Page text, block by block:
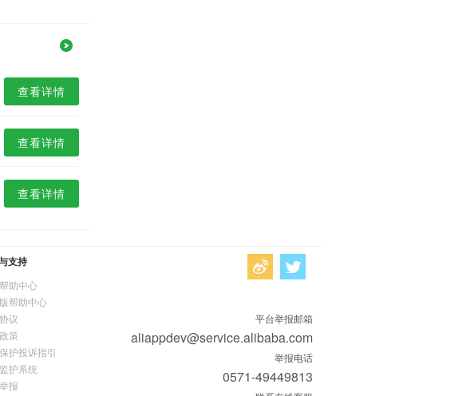
查看详情
查看详情
查看详情
支持
助中心
帮助中心
议
策
护投诉指引
护系统
报
平台举报邮箱
aliappdev@service.alibaba.com
举报电话
0571-49449813